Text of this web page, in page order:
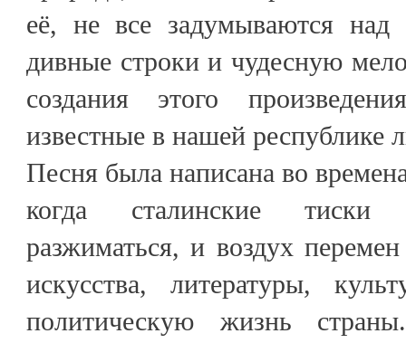
её, не все задумываются
дивные строки и чудесную
создания этого
известные в нашей республике
Песня была написана во
когда сталинские тиски
разжиматься, и воздух
искусства, литературы,
политическую жизнь